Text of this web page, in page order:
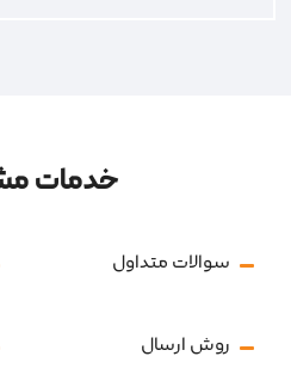
خدمات
سوالات متداول
روش ارسال